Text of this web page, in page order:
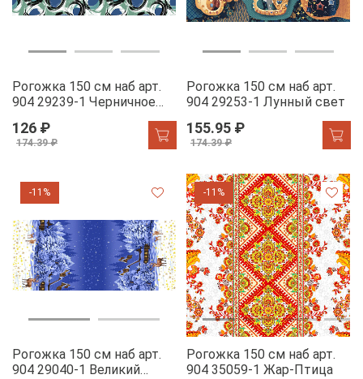
Рогожка 150 см наб арт.
904 29239-1 Черничное
126 ₽
174.39 ₽
Рогожка 150 см наб арт.
904 29253-1 Лунный свет
155.95 ₽
174.39 ₽
-11%
Рогожка 150 см наб арт.
904 29040-1 Великий
-11%
Рогожка 150 см наб арт.
904 35059-1 Жар-Птица